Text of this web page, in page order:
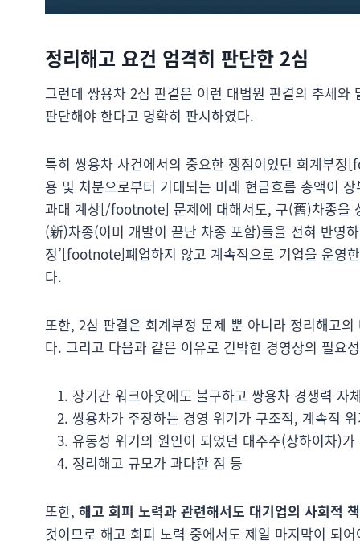
정리해고 요건 엄격히 판단한 2심
그런데 쌍용차 2심 판결은 이런 대법원 판결의 추세
판단해야 한다고 명확히 판시하였다.
특히 쌍용차 사건에서의 중요한 쟁점이었던 회계부
용 및 처분으로부터 기대되는 미래 현금흐름 총액이
과대 계상[/footnote] 문제에 대해서도, 구(舊)차종을
(新)차종(이미 개발이 끝난 차종 포함)들을 전혀 반영
정’[footnote]폐업하지 않고 계속적으로 기업을 운
다.
또한, 2심 판결은 회계부정 문제 뿐 아니라 정리해고
다. 그리고 다음과 같은 이유로 긴박한 경영상의 필요
장기간 워크아웃에도 불구하고 쌍용차 경쟁력 자
쌍용차가 주장하는 경영 위기가 구조적, 계속적
유동성 위기의 원인이 되었던 대주주(상하이차)
정리해고 규모가 과다한 점 등
또한, 해고 회피 노력과 관련해서도 대기업의 사회적
것이므로 해고 회피 노력 중에서도 제일 마지막이 되